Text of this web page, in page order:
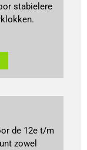
stabielere
de 12e t/m
zowel